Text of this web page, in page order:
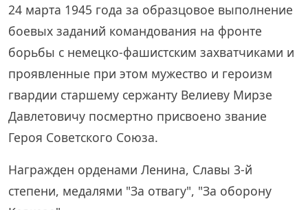
24 марта 1945 года за образцовое выполнение
боевых заданий командования на фронте
борьбы с немецко-фашистским захватчиками и
проявленные при этом мужество и героизм
гвардии старшему сержанту Велиеву Мирзе
Давлетовичу посмертно присвоено звание
Героя Советского Союза.
Награжден орденами Ленина, Славы 3-й
степени, медалями "За отвагу", "За оборону